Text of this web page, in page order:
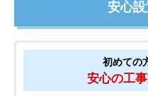
当店にて取り扱う商品は全
B級品、中古品などは一切
安心してお買い求め下さい